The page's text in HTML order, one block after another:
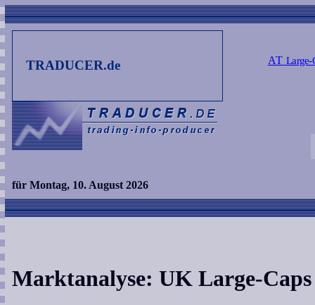
TRADUCER.de AT Large-
für Montag, 10. August 2026
Marktanalyse: UK Large-Caps